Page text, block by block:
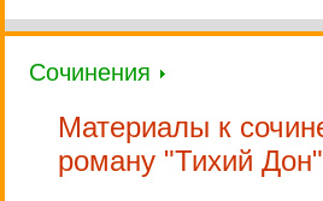
Сочинения
Материалы к
роману "Тихий Дон"